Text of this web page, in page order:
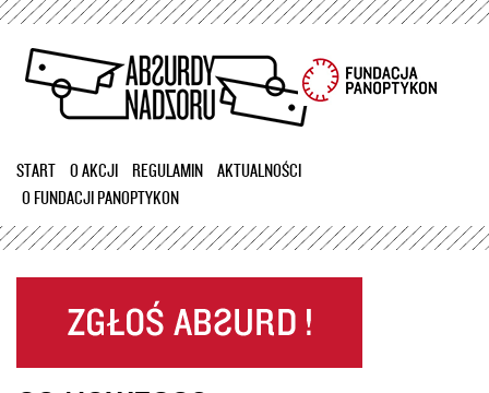
Przejdź
treści
START O AKCJI REGULAMIN
AKTUALNOŚCI
O FUNDACJI PANOPTYKON